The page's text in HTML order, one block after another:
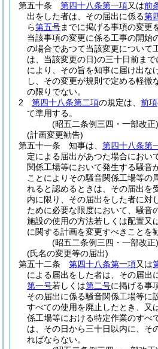
第五十条
第四十八条第一項又は前
出をした者は、その届出に係る第
ら第五号までに掲げる事項の変更
当該事項の変更に係る工事の開始
の場合であつて当該変更について
は、当該変更の日)の三十日前まで
により、その旨を知事に届け出な
し、その変更が規則で定める軽微
の限りでない。
2
第四十八条第二項の規定は、 前項
て準用する。
(昭五二条例三四・一部改正)
(計画変更勧告)
第五十一条
知事は、 第四十八条第
定による届出があつた場合におい
関係工場等において発生する騒音
ことによりその騒音関係工場等の
れると認めるときは、その届出を
内に限り、その届出をした者に対
ために必要な限度において、騒音
施設の使用の方法若しくは配置又
に関する計画を変更すべきことを
(昭五二条例三四・一部改正)
(氏名の変更等の届出)
第五十二条
第四十八条第一項又は
による届出をした者は、その届出
第一号若しくは第二号に掲げる事
その届出に係る騒音関係工場等に
すべての使用を廃止したとき、又
係工場等における特定作業のすべ
は、その日から三十日以内に、そ
ればならない。